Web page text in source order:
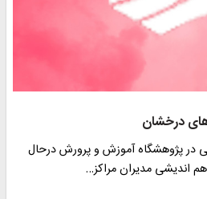
درخشان
در پژوهشگاه آموزش و پرورش درحال
اندیشی مدیران مراکز…